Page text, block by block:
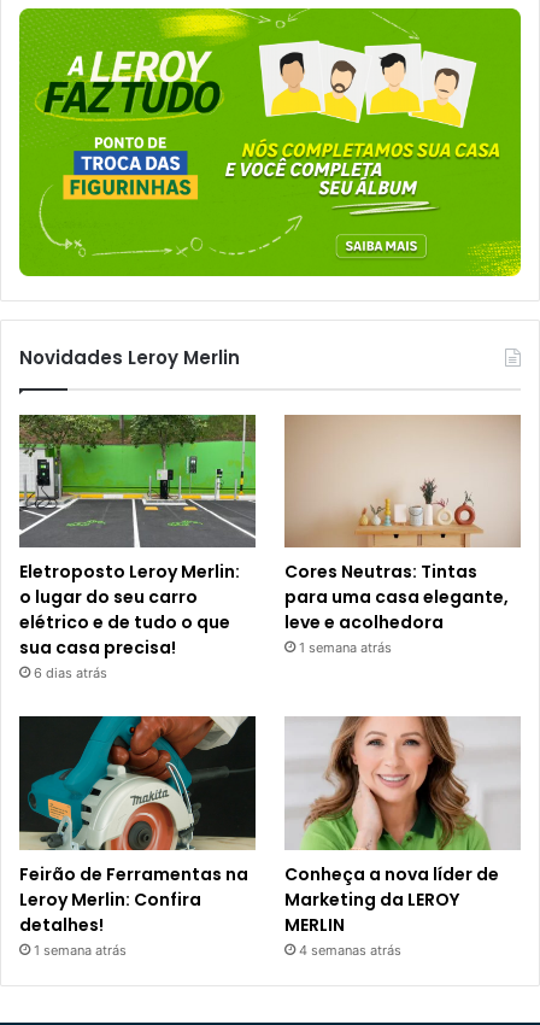
Novidades Leroy Merlin
Eletroposto Leroy Merlin:
o lugar do seu carro
elétrico e de tudo o que
sua casa precisa!
6 dias atrás
Cores Neutras: Tintas
para uma casa elegante,
leve e acolhedora
1 semana atrás
Feirão de Ferramentas na
Leroy Merlin: Confira
detalhes!
1 semana atrás
Conheça a nova líder de
Marketing da LEROY
MERLIN
4 semanas atrás